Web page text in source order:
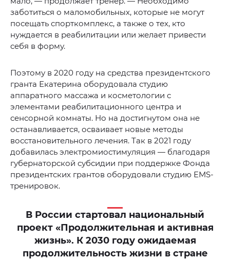
заботиться о маломобильных, которые не могут
посещать спорткомплекс, а также о тех, кто
нуждается в реабилитации или желает привести
себя в форму.
Поэтому в 2020 году на средства президентского
гранта Екатерина оборудовала студию
аппаратного массажа и косметологии с
элементами реабилитационного центра и
сенсорной комнаты. Но на достигнутом она не
останавливается, осваивает новые методы
восстановительного лечения. Так в 2021 году
добавилась электромиостимуляция — благодаря
губернаторской субсидии при поддержке Фонда
президентских грантов оборудовали студию ЕМS-
тренировок.
В России стартовал национальный
проект «Продолжительная и активная
жизнь». К 2030 году ожидаемая
продолжительность жизни в стране